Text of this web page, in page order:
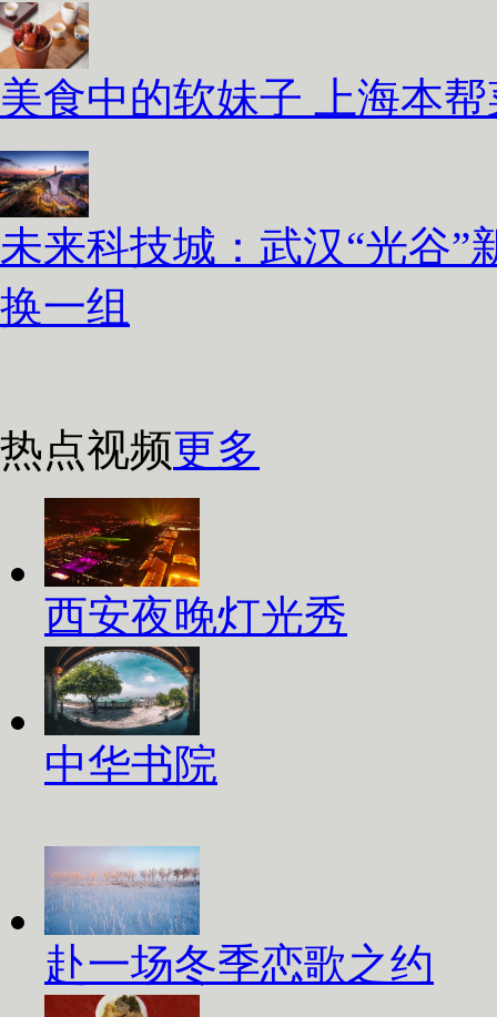
美食中的软妹子 上海本
未来科技城：武汉“光谷”
换一组
热点视频更多
西安夜晚灯光秀
中华书院
赴一场冬季恋歌之约